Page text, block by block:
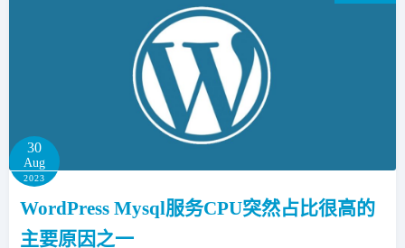
30
Aug
2023
WordPress Mysql服务CPU突然占比很高的
主要原因之一